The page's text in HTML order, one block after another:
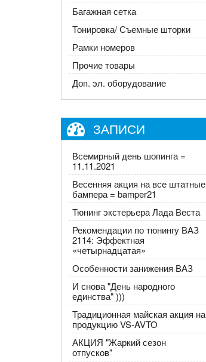
Багажная сетка
Тонировка/ Съемные шторки
Рамки номеров
Прочие товары
Доп. эл. оборудование
ЗАПИСИ
Всемирный день шопинга =
11.11.2021
Весенняя акция на все штатные
бампера = bamper21
Тюнинг экстерьера Лада Веста
Рекомендации по тюнингу ВАЗ
2114: Эффектная
«четырнадцатая»
Особенности занижения ВАЗ
И снова "День народного
единства" )))
Традиционная майская акция на
продукцию VS-AVTO
АКЦИЯ "Жаркий сезон
отпусков"